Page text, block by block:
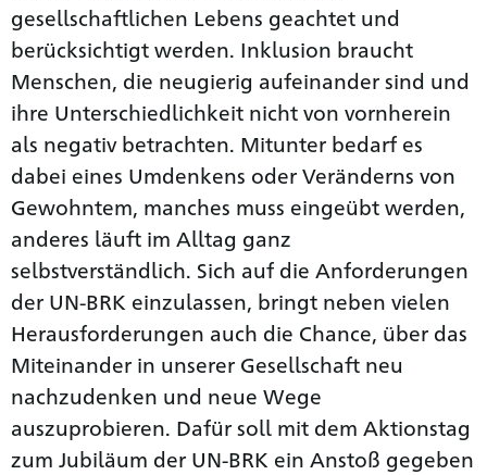
gesellschaftlichen Lebens geachtet und
berücksichtigt werden. Inklusion braucht
Menschen, die neugierig aufeinander sind und
ihre Unterschiedlichkeit nicht von vornherein
als negativ betrachten. Mitunter bedarf es
dabei eines Umdenkens oder Veränderns von
Gewohntem, manches muss eingeübt werden,
anderes läuft im Alltag ganz
selbstverständlich. Sich auf die Anforderungen
der UN-BRK einzulassen, bringt neben vielen
Herausforderungen auch die Chance, über das
Miteinander in unserer Gesellschaft neu
nachzudenken und neue Wege
auszuprobieren. Dafür soll mit dem Aktionstag
zum Jubiläum der UN-BRK ein Anstoß gegeben